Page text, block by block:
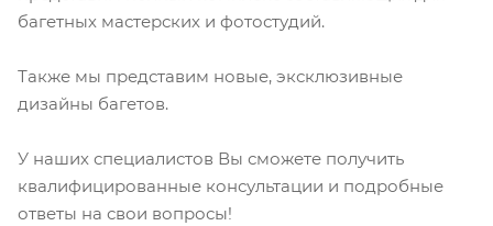
багетных мастерских и фотостудий.
Также мы представим новые, эксклюзивные
дизайны багетов.
У наших специалистов Вы сможете получить
квалифицированные консультации и подробные
ответы на свои вопросы!